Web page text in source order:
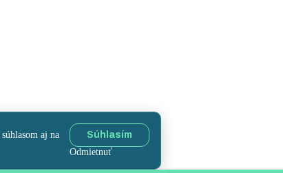
aj na
Súhlasím
Odmietnuť